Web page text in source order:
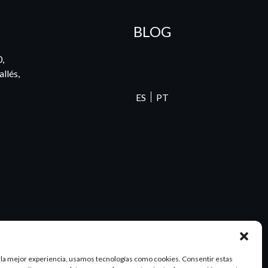
mejor experiencia, usamos tecnologías como cookies. Consentir estas
BLOG
ES PT